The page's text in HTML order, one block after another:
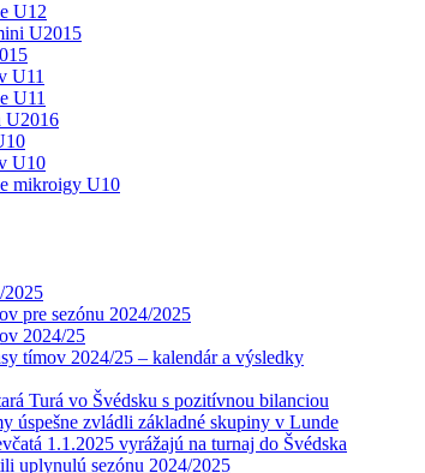
U12
U2015
U11
U11
U2016
U10
mikroigy U10
2025
pre sezónu 2024/2025
2024/25
tímov 2024/25 – kalendár a výsledky
Turá vo Švédsku s pozitívnou bilanciou
úspešne zvládli základné skupiny v Lunde
1.1.2025 vyrážajú na turnaj do Švédska
uplynulú sezónu 2024/2025